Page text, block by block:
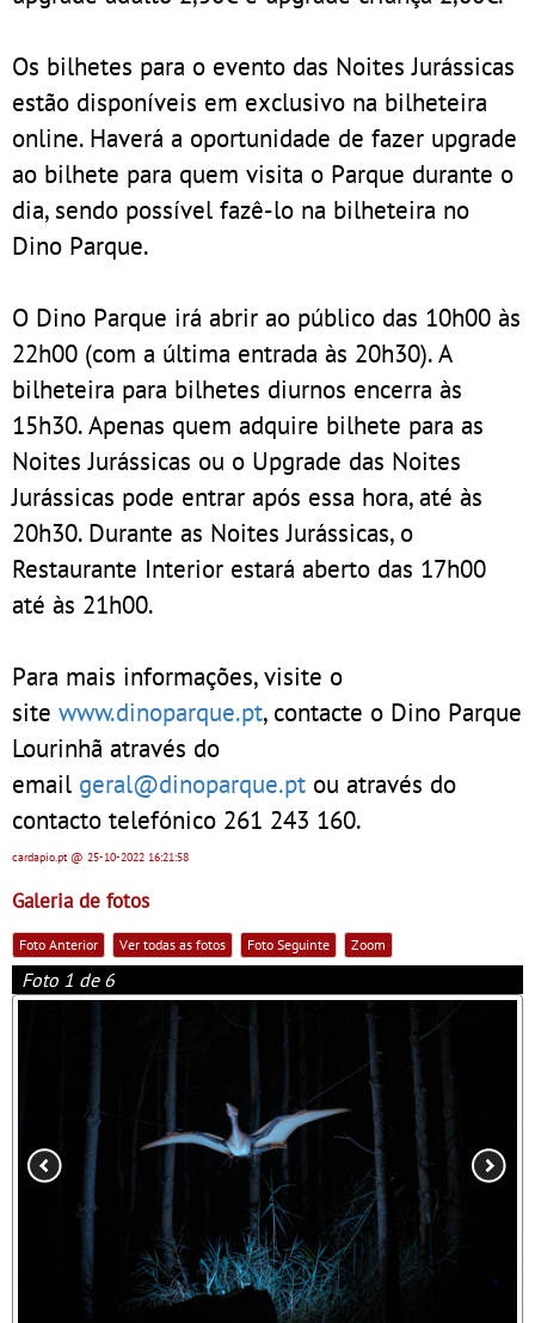
Os bilhetes para o evento das Noites Jurássicas
estão disponíveis em exclusivo na bilheteira
online. Haverá a oportunidade de fazer upgrade
ao bilhete para quem visita o Parque durante o
dia, sendo possível fazê-lo na bilheteira no
Dino Parque.
O Dino Parque irá abrir ao público das 10h00 às
22h00 (com a última entrada às 20h30). A
bilheteira para bilhetes diurnos encerra às
15h30. Apenas quem adquire bilhete para as
Noites Jurássicas ou o Upgrade das Noites
Jurássicas pode entrar após essa hora, até às
20h30. Durante as Noites Jurássicas, o
Restaurante Interior estará aberto das 17h00
até às 21h00.
Para mais informações, visite o
site www.dinoparque.pt, contacte o Dino Parque
Lourinhã através do
email geral@dinoparque.pt ou através do
contacto telefónico 261 243 160.
cardapio.pt@ 25-10-2022 16:21:58
Galeria de fotos
Foto Anterior Ver todas as fotos Foto Seguinte Zoom
Foto 1 de 6